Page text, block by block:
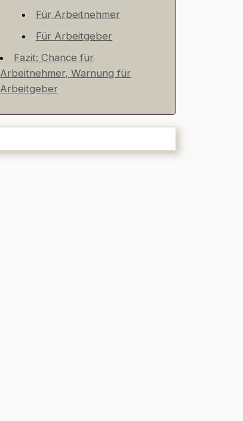
Für Arbeitnehmer
Für Arbeitgeber
Fazit: Chance für
Arbeitnehmer, Warnung für
Arbeitgeber